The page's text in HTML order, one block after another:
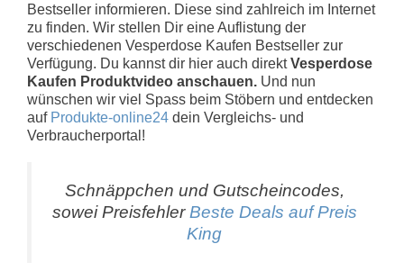
Bestseller informieren. Diese sind zahlreich im Internet
zu finden. Wir stellen Dir eine Auflistung der
verschiedenen Vesperdose Kaufen Bestseller zur
Verfügung. Du kannst dir hier auch direktVesperdose
Kaufen Produktvideo anschauen. Und nun
wünschen wir viel Spass beim Stöbern und entdecken
auf Produkte-online24 dein Vergleichs- und
Verbraucherportal!
Schnäppchen und Gutscheincodes,
sowei Preisfehler Beste Deals auf Preis
King